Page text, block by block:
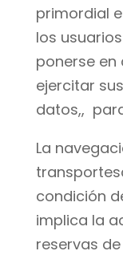
primordial
los
ponerse
ejercitar
datos,,
La
condición
implica la
reservas